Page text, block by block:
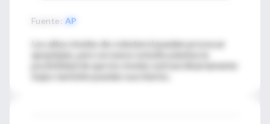
Fuente: AP
Los altos niveles de colesterol pueden provocar
posibilidad de que los niveles extraordinariamente